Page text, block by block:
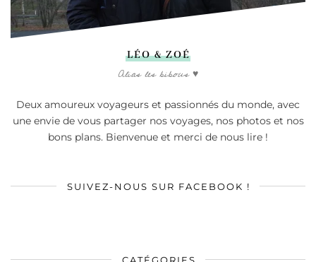
LÉO & ZOÉ
Alias les bibous ♥
Deux amoureux voyageurs et passionnés du monde, avec
une envie de vous partager nos voyages, nos photos et nos
bons plans. Bienvenue et merci de nous lire !
SUIVEZ-NOUS SUR FACEBOOK !
CATÉGORIES